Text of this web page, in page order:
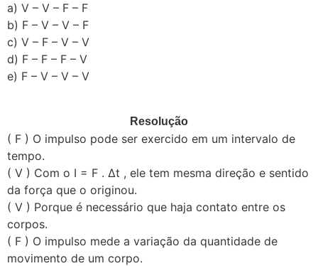
a) V – V – F – F
b) F – V – V – F
c) V – F – V – V
d) F – F – F – V
e) F – V – V – V
Resolução
( F ) O impulso pode ser exercido em um intervalo de
tempo.
( V ) Com o I = F . ∆t , ele tem mesma direção e sentido
da força que o originou.
( V ) Porque é necessário que haja contato entre os
corpos.
( F ) O impulso mede a variação da quantidade de
movimento de um corpo.